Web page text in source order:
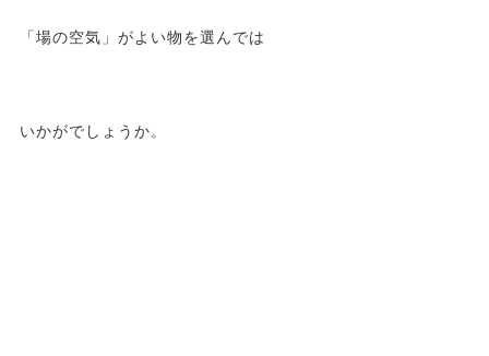
「場の空気」がよい物を選んでは
いかがでしょうか。